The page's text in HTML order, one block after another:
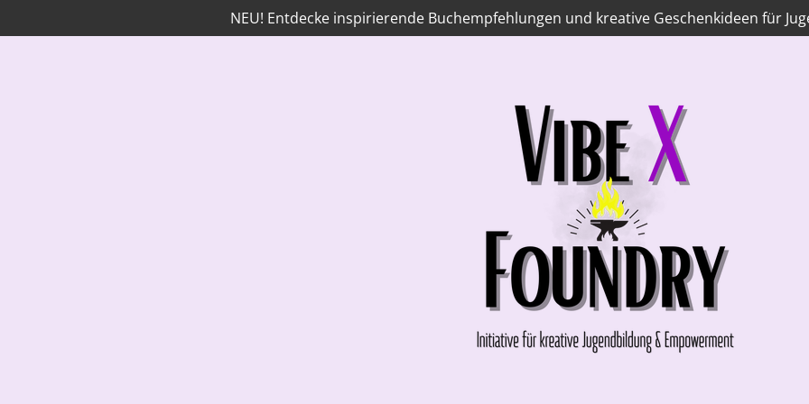
Hauptinhalt
NEU! Entdecke inspirierende Buchempfehlungen und kreative Geschenkideen für